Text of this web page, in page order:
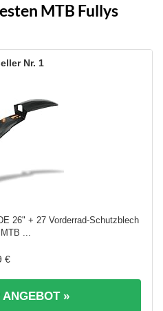
MTB Fullys
1
26" + 27 Vorderrad-Schutzblech
...
€
ANGEBOT »